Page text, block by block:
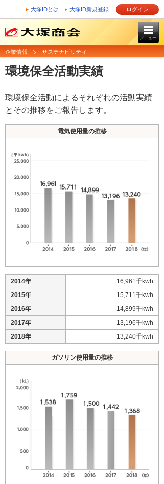
大塚IDとは 大塚ID新規登録 ログイン
メニュー
企業情報 サステナビリティ
環境保全活動実績
環境保全活動によるそれぞれの活動実績
とその推移をご報告します。
電気使用量の推移
2014年
16,961千kwh
2015年
15,711千kwh
2016年
14,899千kwh
2017年
13,196千kwh
2018年
13,240千kwh
ガソリン使用量の推移